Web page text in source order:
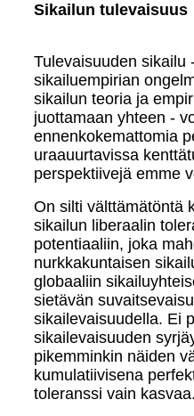
Sikailun tulevaisuus
Tulevaisuuden sikailu
sikailuempirian
sikailun teoria ja
juottamaan yhteen -
ennenkokemattomia
uraauurtavissa
perspektiivejä emme
On silti välttämätöntä
sikailun liberaalin
potentiaaliin, joka
nurkkakuntaisen
globaaliin
sietävän
sikailevaisuudella. Ei
sikailevaisuuden
pikemminkin näiden
kumulatiivisena
toleranssi vain